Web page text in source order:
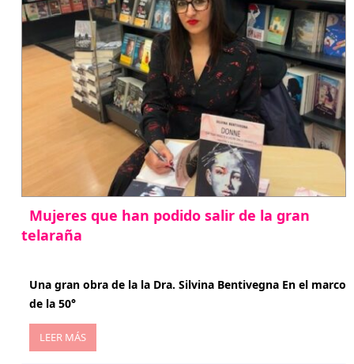
Mujeres que han podido salir de la gran
telaraña
Una gran obra de la la Dra. Silvina Bentivegna En el marco
de la 50°
LEER MÁS